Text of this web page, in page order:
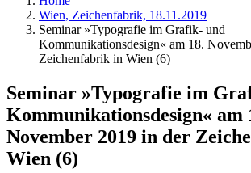
Wien, Zeichenfabrik, 18.11.2019
Seminar »Typografie im Grafik- und
Kommunikationsdesign« am 18.
Zeichenfabrik in Wien (6)
Seminar »Typografie im
Kommunikationsdesign« am
November 2019 in der
Wien (6)